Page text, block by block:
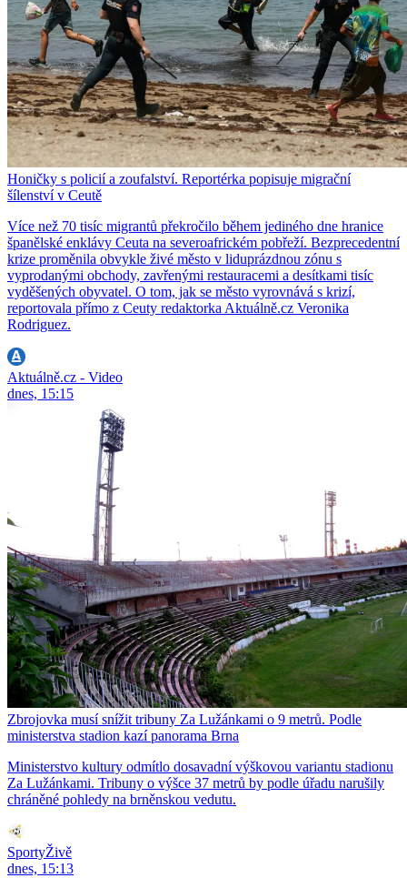
Honičky s policií a zoufalství. Reportérka popisuje migrační
šílenství v Ceutě
Více než 70 tisíc migrantů překročilo během jediného dne hranice
španělské enklávy Ceuta na severoafrickém pobřeží. Bezprecedentní
krize proměnila obvykle živé město v liduprázdnou zónu s
vyprodanými obchody, zavřenými restauracemi a desítkami tisíc
vyděšených obyvatel. O tom, jak se město vyrovnává s krizí,
reportovala přímo z Ceuty redaktorka Aktuálně.cz Veronika
Rodriguez.
Aktuálně.cz - Video
dnes, 15:15
Zbrojovka musí snížit tribuny Za Lužánkami o 9 metrů. Podle
ministerstva stadion kazí panorama Brna
Ministerstvo kultury odmítlo dosavadní výškovou variantu stadionu
Za Lužánkami. Tribuny o výšce 37 metrů by podle úřadu narušily
chráněné pohledy na brněnskou vedutu.
SportyŽivě
dnes, 15:13